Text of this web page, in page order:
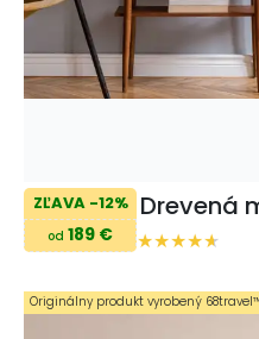
ZĽAVA -12%
od 189 €
Drevená
Originálny produkt vyrobený